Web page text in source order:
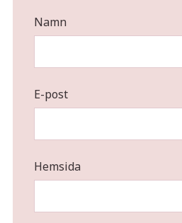
Namn
E-post
Hemsida